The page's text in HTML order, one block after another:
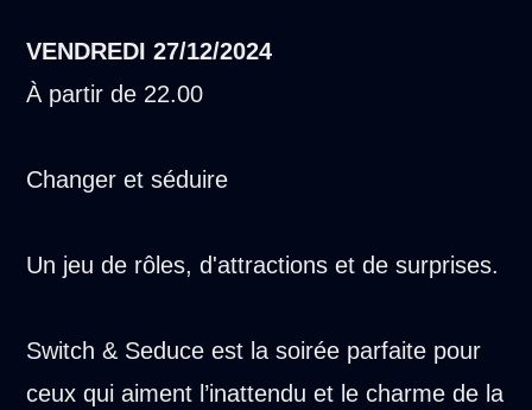
VENDREDI 27/12/2024
À partir de 22.00
Changer et séduire
Un jeu de rôles, d'attractions et de surprises.
Switch & Seduce est la soirée parfaite pour
ceux qui aiment l’inattendu et le charme de la